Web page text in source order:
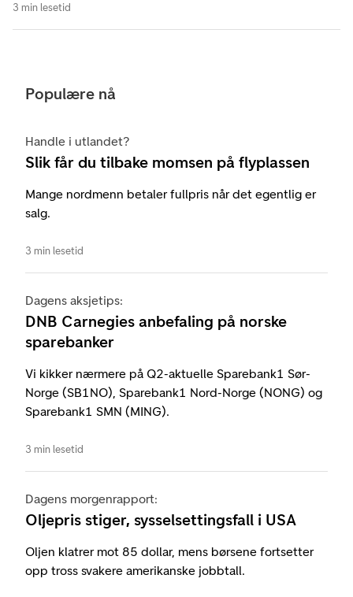
3 min lesetid
Populære nå
Handle i utlandet?
Slik får du tilbake momsen på flyplassen
Mange nordmenn betaler fullpris når det egentlig er
salg.
3 min lesetid
Dagens aksjetips:
DNB Carnegies anbefaling på norske
sparebanker
Vi kikker nærmere på Q2-aktuelle Sparebank1 Sør-
Norge (SB1NO), Sparebank1 Nord-Norge (NONG) og
Sparebank1 SMN (MING).
3 min lesetid
Dagens morgenrapport:
Oljepris stiger, sysselsettingsfall i USA
Oljen klatrer mot 85 dollar, mens børsene fortsetter
opp tross svakere amerikanske jobbtall.